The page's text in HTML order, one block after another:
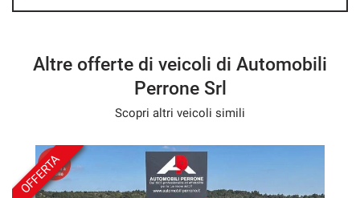
- Wir sprechen Deutsch
- Hablamos español
Altre offerte di veicoli di Automobili
Perrone Srl
Scopri altri veicoli simili
OFFERTA